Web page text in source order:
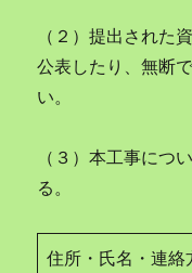
（２）提出された
公表したり、無断
い。
（３）本工事につ
る。
住所・氏名・連